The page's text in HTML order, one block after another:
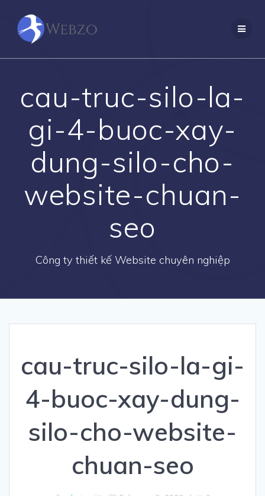
cau-truc-silo-la-
gi-4-buoc-xay-
dung-silo-cho-
website-chuan-
seo
Công ty thiết kế Website chuyên nghiệp
cau-truc-silo-la-gi-
4-buoc-xay-dung-
silo-cho-website-
chuan-seo